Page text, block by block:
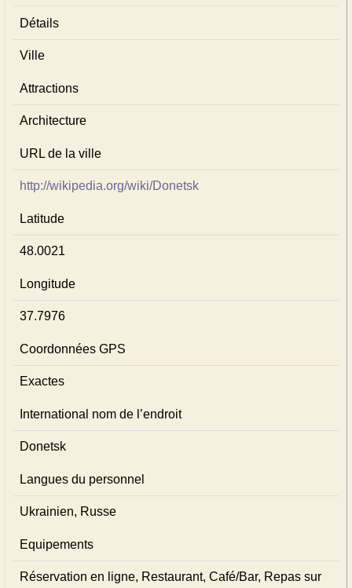
Détails
Ville
Attractions
Architecture
URL de la ville
http://wikipedia.org/wiki/Donetsk
Latitude
48.0021
Longitude
37.7976
Coordonnées GPS
Exactes
International nom de l’endroit
Donetsk
Langues du personnel
Ukrainien, Russe
Equipements
Réservation en ligne, Restaurant, Café/Bar, Repas sur